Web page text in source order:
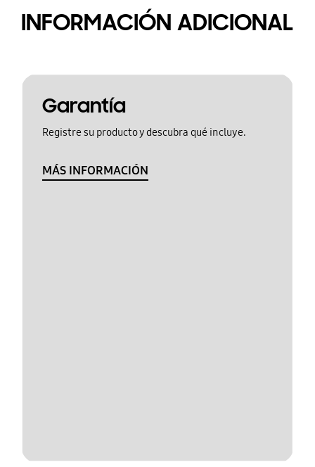
INFORMACIÓN ADICIONAL
Garantía
Registre su producto y descubra qué incluye.
MÁS INFORMACIÓN